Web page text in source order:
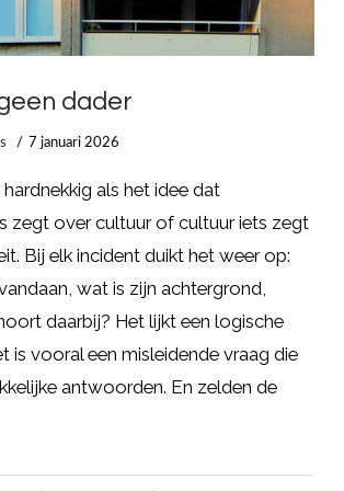
LEES MEER
dader
7 januari 2026
als het idee dat
zegt over cultuur of cultuur iets zegt
Bij elk incident duikt het weer op:
wat is zijn achtergrond,
daarbij? Het lijkt een logische
is vooral een misleidende vraag die
antwoorden. En zelden de